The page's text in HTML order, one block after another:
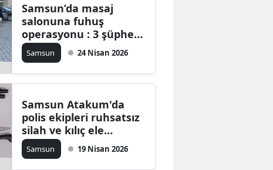
Samsun’da masaj
salonuna fuhuş
operasyonu : 3 şüpheli
adliyeye sevk edildi
Samsun 24 Nisan 2026
Samsun Atakum'da
polis ekipleri ruhsatsız
silah ve kılıç ele
geçirildi
Samsun 19 Nisan 2026